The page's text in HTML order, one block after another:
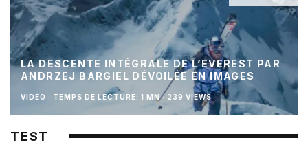
LA DESCENTE INTÉGRALE DE L’EVEREST PAR
ANDRZEJ BARGIEL DÉVOILÉE EN IMAGES
VIDÉO · TEMPS DE LECTURE: 1 MN · 239 VIEWS
TEST